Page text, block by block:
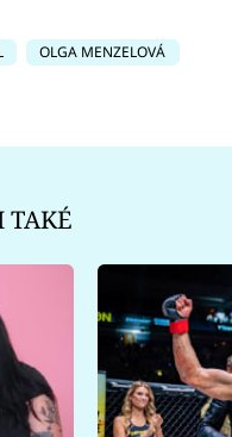
OLGA MENZELOVÁ
TAKÉ